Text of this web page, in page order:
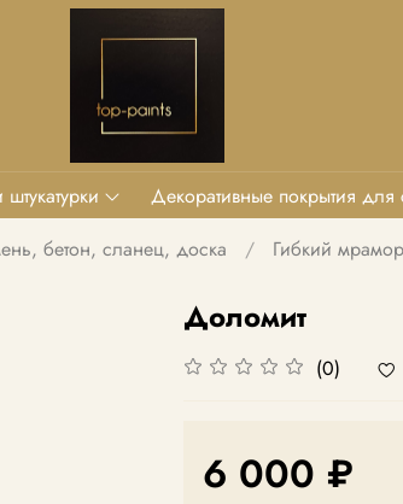
Декоративные покрытия для
бетон, сланец, доска Гибкий мрамор
Доломит
(0)
6 000 ₽